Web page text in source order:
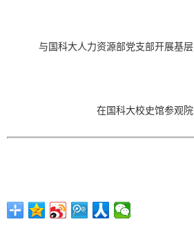
与国科大人力资源部党支部开展基
在国科大校史馆参观